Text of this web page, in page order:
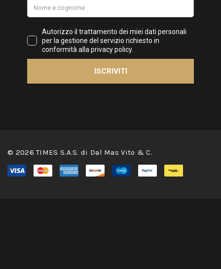
© 2026 TIMES S.A.S. di Dal Mas Vito & C.